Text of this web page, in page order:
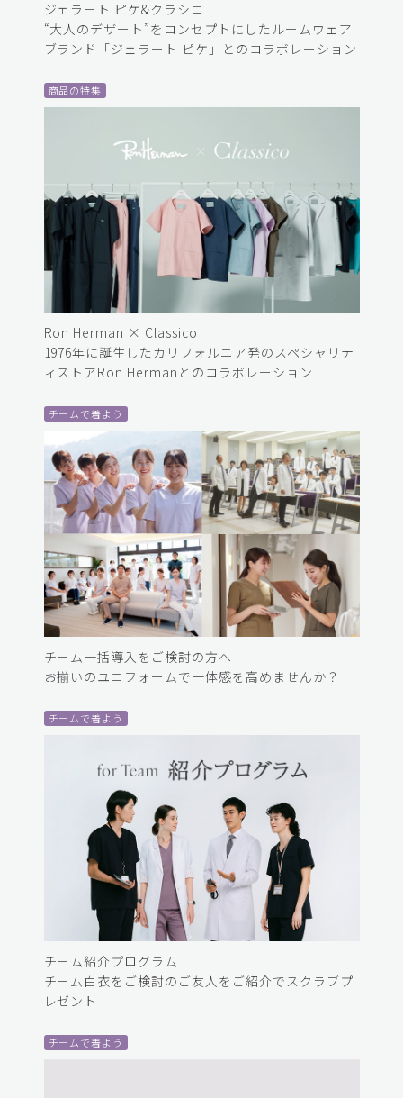
ジェラート ピケ&クラシコ
“大人のデザート”をコンセプトにしたルームウェア
ブランド「ジェラート ピケ」とのコラボレーション
商品の特集
Ron Herman × Classico
1976年に誕生したカリフォルニア発のスペシャリテ
ィストアRon Hermanとのコラボレーション
チームで着よう
チーム一括導入をご検討の方へ
お揃いのユニフォームで一体感を高めませんか？
チームで着よう
チーム紹介プログラム
チーム白衣をご検討のご友人をご紹介でスクラブプ
レゼント
チームで着よう